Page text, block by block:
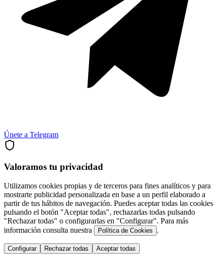
Únete a Telegram
Valoramos tu privacidad
Utilizamos cookies propias y de terceros para fines analíticos y para
mostrarte publicidad personalizada en base a un perfil elaborado a
partir de tus hábitos de navegación. Puedes aceptar todas las cookies
pulsando el botón "Aceptar todas", rechazarlas todas pulsando
"Rechazar todas" o configurarlas en "Configurar". Para más
información consulta nuestra
Política de Cookies .
Configurar Rechazar todas Aceptar todas